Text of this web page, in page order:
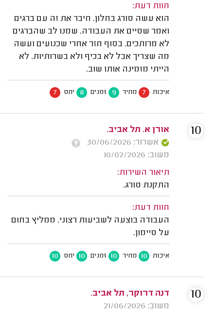
חוות דעת:
הוא עשה סורג בחלון. חיבר את זה עם ברגים
ואמר שסיים את העבודה. שמנו לב שהברגים
לא מרותכים. בסוף חזר אחרי שכנועים ועשה
מה שצריך אבל לא בכיף ולא בשרותיות. לא
הייתי מזמינה אותו שוב.
איכות 7 מחיר 9 זמנים 8 יחס 7
אורן א. תל אביב.
אשרור: 30/06/2026
משוב: 10/02/2026
תיאור השירות:
התקנת סורג.
חוות דעת:
העבודה בוצעה לשביעות רצוני. ממליץ בחום
על סיימון.
איכות 10 מחיר 10 זמנים 10 יחס 10
10
דנה דרוקר, תל אביב.
משוב: 21/06/2026
10